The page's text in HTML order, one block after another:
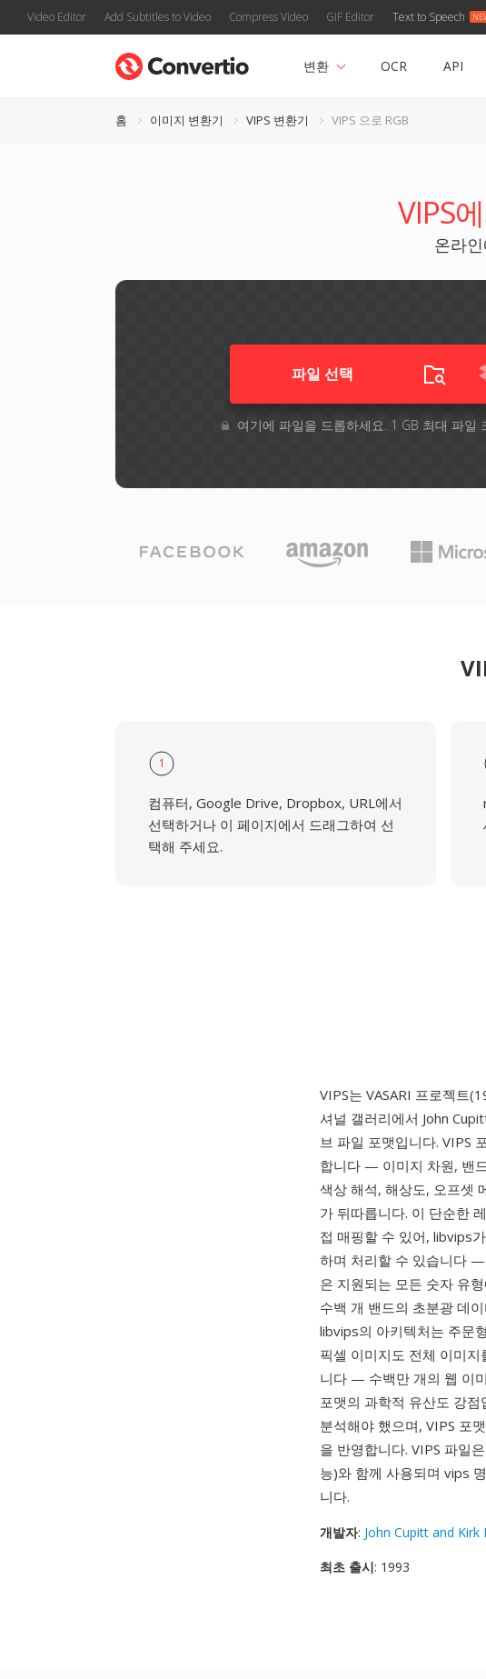
Video Editor Add Subtitles to Video Compress Video GIF Editor Text to Speech
변환 OCR API
홈 이미지 변환기 VIPS 변환기 VIPS 으로 RGB
VIPS
온라
파일 선택
여기에 파일을 드롭하세요. 1 GB 최대 파일
1
컴퓨터, Google Drive, Dropbox, URL에서
선택하거나 이 페이지에서 드래그하여 선
택해 주세요.
VIPS는 VASARI 프로젝트
셔널 갤러리에서 John
브 파일 포맷입니다. VIPS
합니다 — 이미지 차원, 밴
색상 해석, 해상도, 오프셋
가 뒤따릅니다. 이 단순한
접 매핑할 수 있어, libvips
하며 처리할 수 있습니다
은 지원되는 모든 숫자 유
수백 개 밴드의 초분광 데
libvips의 아키텍처는 주문
픽셀 이미지도 전체 이미
니다 — 수백만 개의 웹 이
포맷의 과학적 유산도 강
분석해야 했으며, VIPS 포
을 반영합니다. VIPS 파일
능)와 함께 사용되며 vips
니다.
개발자: John Cupitt and Kirk
최초 출시: 1993